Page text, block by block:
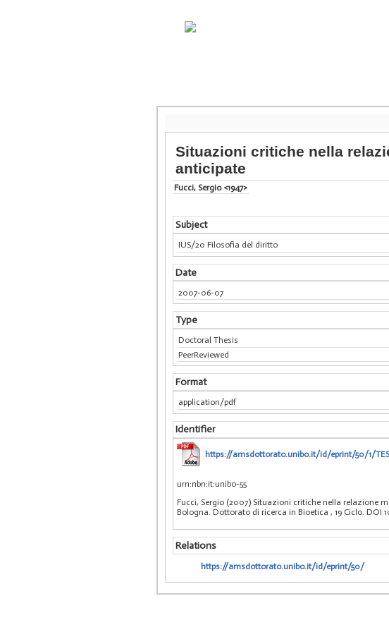
Situazioni critiche nella
anticipate
Fucci, Sergio <1947>
Subject
IUS/20 Filosofia del diritto
Date
2007-06-07
Type
Doctoral Thesis
PeerReviewed
Format
application/pdf
Identifier
https://amsdottorato.unibo.it/id/eprint/50/1/
urn:nbn:it:unibo-55
Fucci, Sergio (2007) Situazioni critiche nella relazione
Bologna. Dottorato di ricerca in Bioetica , 19 Ciclo. DOI
Relations
https://amsdottorato.unibo.it/id/eprint/50/